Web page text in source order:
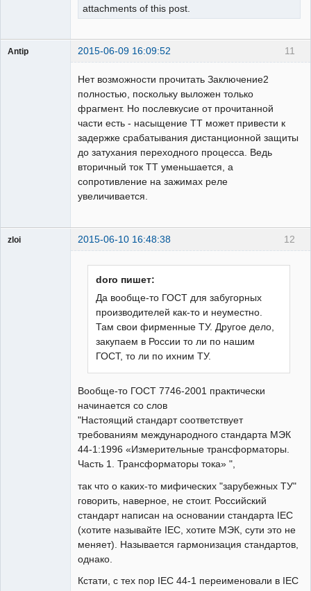
attachments of this post.
11
Antip 2015-06-09 16:09:52
Нет возможности прочитать Заключение2
полностью, поскольку выложен только
фрагмент. Но послевкусие от прочитанной
части есть - насыщение ТТ может привести к
задержке срабатывания дистанционной защиты
до затухания переходного процесса. Ведь
вторичный ток ТТ уменьшается, а
сопротивление на зажимах реле
увеличивается.
12
zloi 2015-06-10 16:48:38
doro пишет:
Да вообще-то ГОСТ для забугорных
производителей как-то и неуместно.
Там свои фирменные ТУ. Другое дело,
закупаем в России то ли по нашим
ГОСТ, то ли по ихним ТУ.
Вообще-то ГОСТ 7746-2001 практически
начинается со слов
"Настоящий стандарт соответствует
требованиям международного стандарта МЭК
44-1:1996 «Измерительные трансформаторы.
Часть 1. Трансформаторы тока» ",
так что о каких-то мифических "зарубежных ТУ"
говорить, наверное, не стоит. Российский
стандарт написан на основании стандарта IEC
(хотите называйте IEC, хотите МЭК, сути это не
меняет). Называется гармонизация стандартов,
однако.
Кстати, с тех пор IEC 44-1 переименовали в IEC